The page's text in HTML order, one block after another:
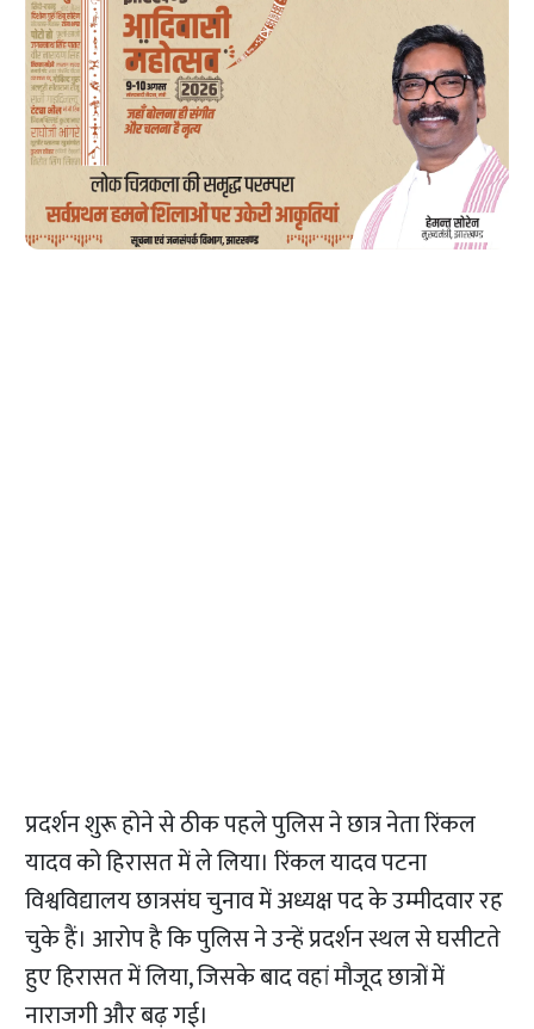
प्रदर्शन शुरू होने से ठीक पहले पुलिस ने छात्र नेता रिंकल
यादव को हिरासत में ले लिया। रिंकल यादव पटना
विश्वविद्यालय छात्रसंघ चुनाव में अध्यक्ष पद के उम्मीदवार रह
चुके हैं। आरोप है कि पुलिस ने उन्हें प्रदर्शन स्थल से घसीटते
हुए हिरासत में लिया, जिसके बाद वहां मौजूद छात्रों में
नाराजगी और बढ़ गई।